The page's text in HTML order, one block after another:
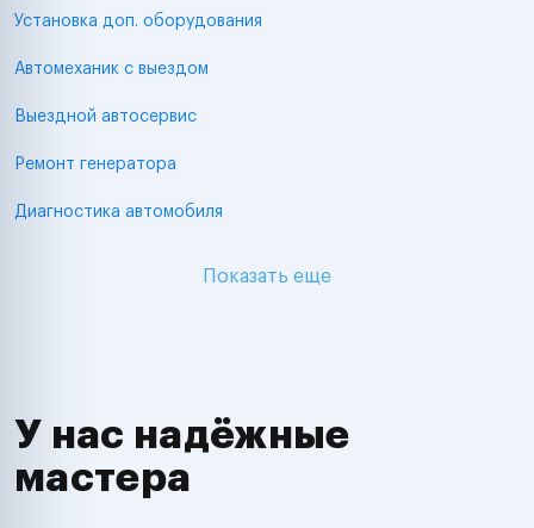
Установка доп. оборудования
Автомеханик с выездом
Выездной автосервис
Ремонт генератора
Диагностика автомобиля
Показать еще
У нас надёжные
мастера